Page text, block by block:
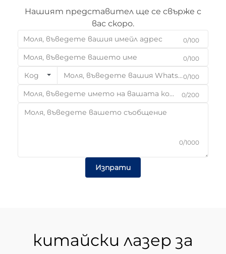
Нашият представител ще се свърже с
вас скоро.
0/100
0/100
Код 0/100
0/200
0/1000
Изпрати
китайски лазер за